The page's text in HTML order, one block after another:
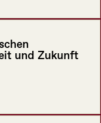
und Zukunft